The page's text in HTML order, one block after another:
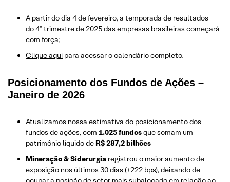
A partir do dia 4 de fevereiro, a temporada de resultados
do 4º trimestre de 2025 das empresas brasileiras começará
com força;
Clique aqui para acessar o calendário completo.
Posicionamento dos Fundos de Ações –
Janeiro de 2026
Atualizamos nossa estimativa do posicionamento dos
fundos de ações, com 1.025 fundosque somam um
patrimônio líquido de R$ 287,2 bilhões
Mineração & Siderurgia registrou o maior aumento de
exposição nos últimos 30 dias (+222 bps), deixando de